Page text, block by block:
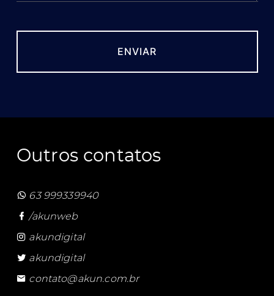
Outros contatos
63 999339940
/akunweb
akundigital
akundigital
contato@akun.com.br